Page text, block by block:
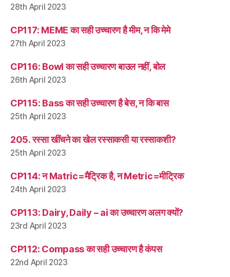
28th April 2023
CP117: MEME का सही उच्चारण है मीम, न कि मेमे
27th April 2023
CP116: Bowl का सही उच्चारण बाउल नहीं, बोल
26th April 2023
CP115: Bass का सही उच्चारण है बेस, न कि बास
25th April 2023
205. रस्सा खींचने का खेल रस्साकसी या रस्साकशी?
25th April 2023
CP114: न Matric=मैट्रिक है, न Metric=मीट्रिक
24th April 2023
CP113: Dairy, Daily – ai का उच्चारण अलग क्यों?
23rd April 2023
CP112: Compass का सही उच्चारण है कंपस
22nd April 2023